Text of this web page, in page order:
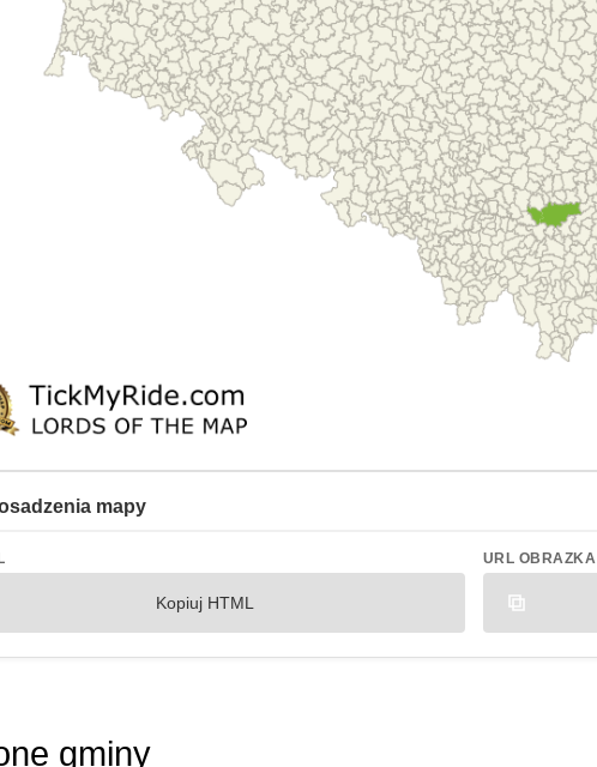
mapy
Kopiuj HTML
URL OBRAZKA
gminy